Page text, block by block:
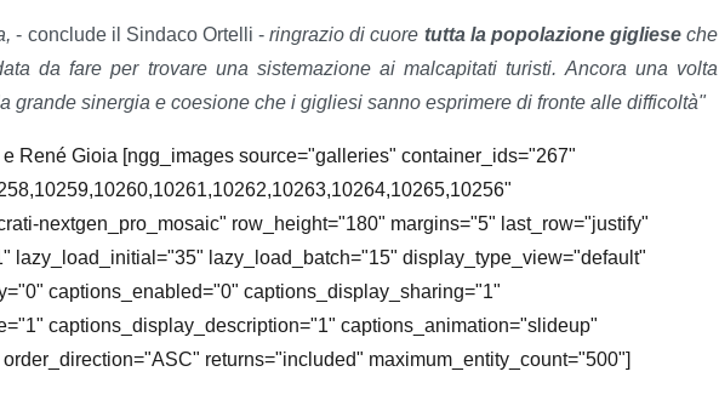
- conclude il Sindaco Ortelli -ringrazio di cuore tutta la popolazione giglieseche
da fare per trovare una sistemazione ai malcapitati turisti. Ancora una volta
grande sinergia e coesione che i gigliesi sanno esprimere di fronte alle difficoltà"
René Gioia [ngg_images source="galleries" container_ids="267"
nextgen_pro_mosaic" row_height="180" margins="5" last_row="justify"
lazy_load_initial="35" lazy_load_batch="15" display_type_view="default"
captions_enabled="0" captions_display_sharing="1"
captions_display_description="1" captions_animation="slideup"
returns="included" maximum_entity_count="500"]